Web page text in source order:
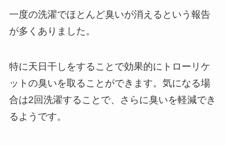
一度の洗濯でほとんど臭いが消えるという報告
が多くありました。
特に天日干しをすることで効果的にトローリケ
ットの臭いを取ることができます。気になる場
合は2回洗濯することで、さらに臭いを軽減でき
るようです。